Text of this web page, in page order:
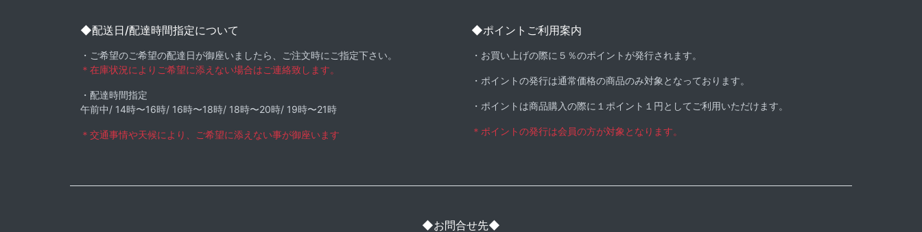
◆配送日/配達時間指定について
・ご希望のご希望の配達日が御座いましたら、ご注文時にご指定下さい。
＊在庫状況によりご希望に添えない場合はご連絡致します。
・配達時間指定
午前中/ 14時〜16時/ 16時〜18時/ 18時〜20時/ 19時〜21時
＊交通事情や天候により、ご希望に添えない事が御座います
◆ポイントご利用案内
・お買い上げの際に５％のポイントが発行されます。
・ポイントの発行は通常価格の商品のみ対象となっております。
・ポイントは商品購入の際に１ポイント１円としてご利用いただけます。
＊ポイントの発行は会員の方が対象となります。
◆お問合せ先◆